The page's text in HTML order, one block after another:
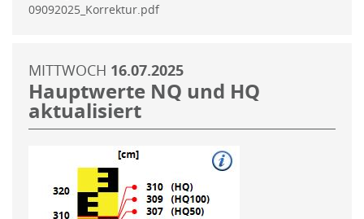
09092025_Korrektur.pdf
MITTWOCH 16.07.2025
Hauptwerte NQ und HQ
aktualisiert